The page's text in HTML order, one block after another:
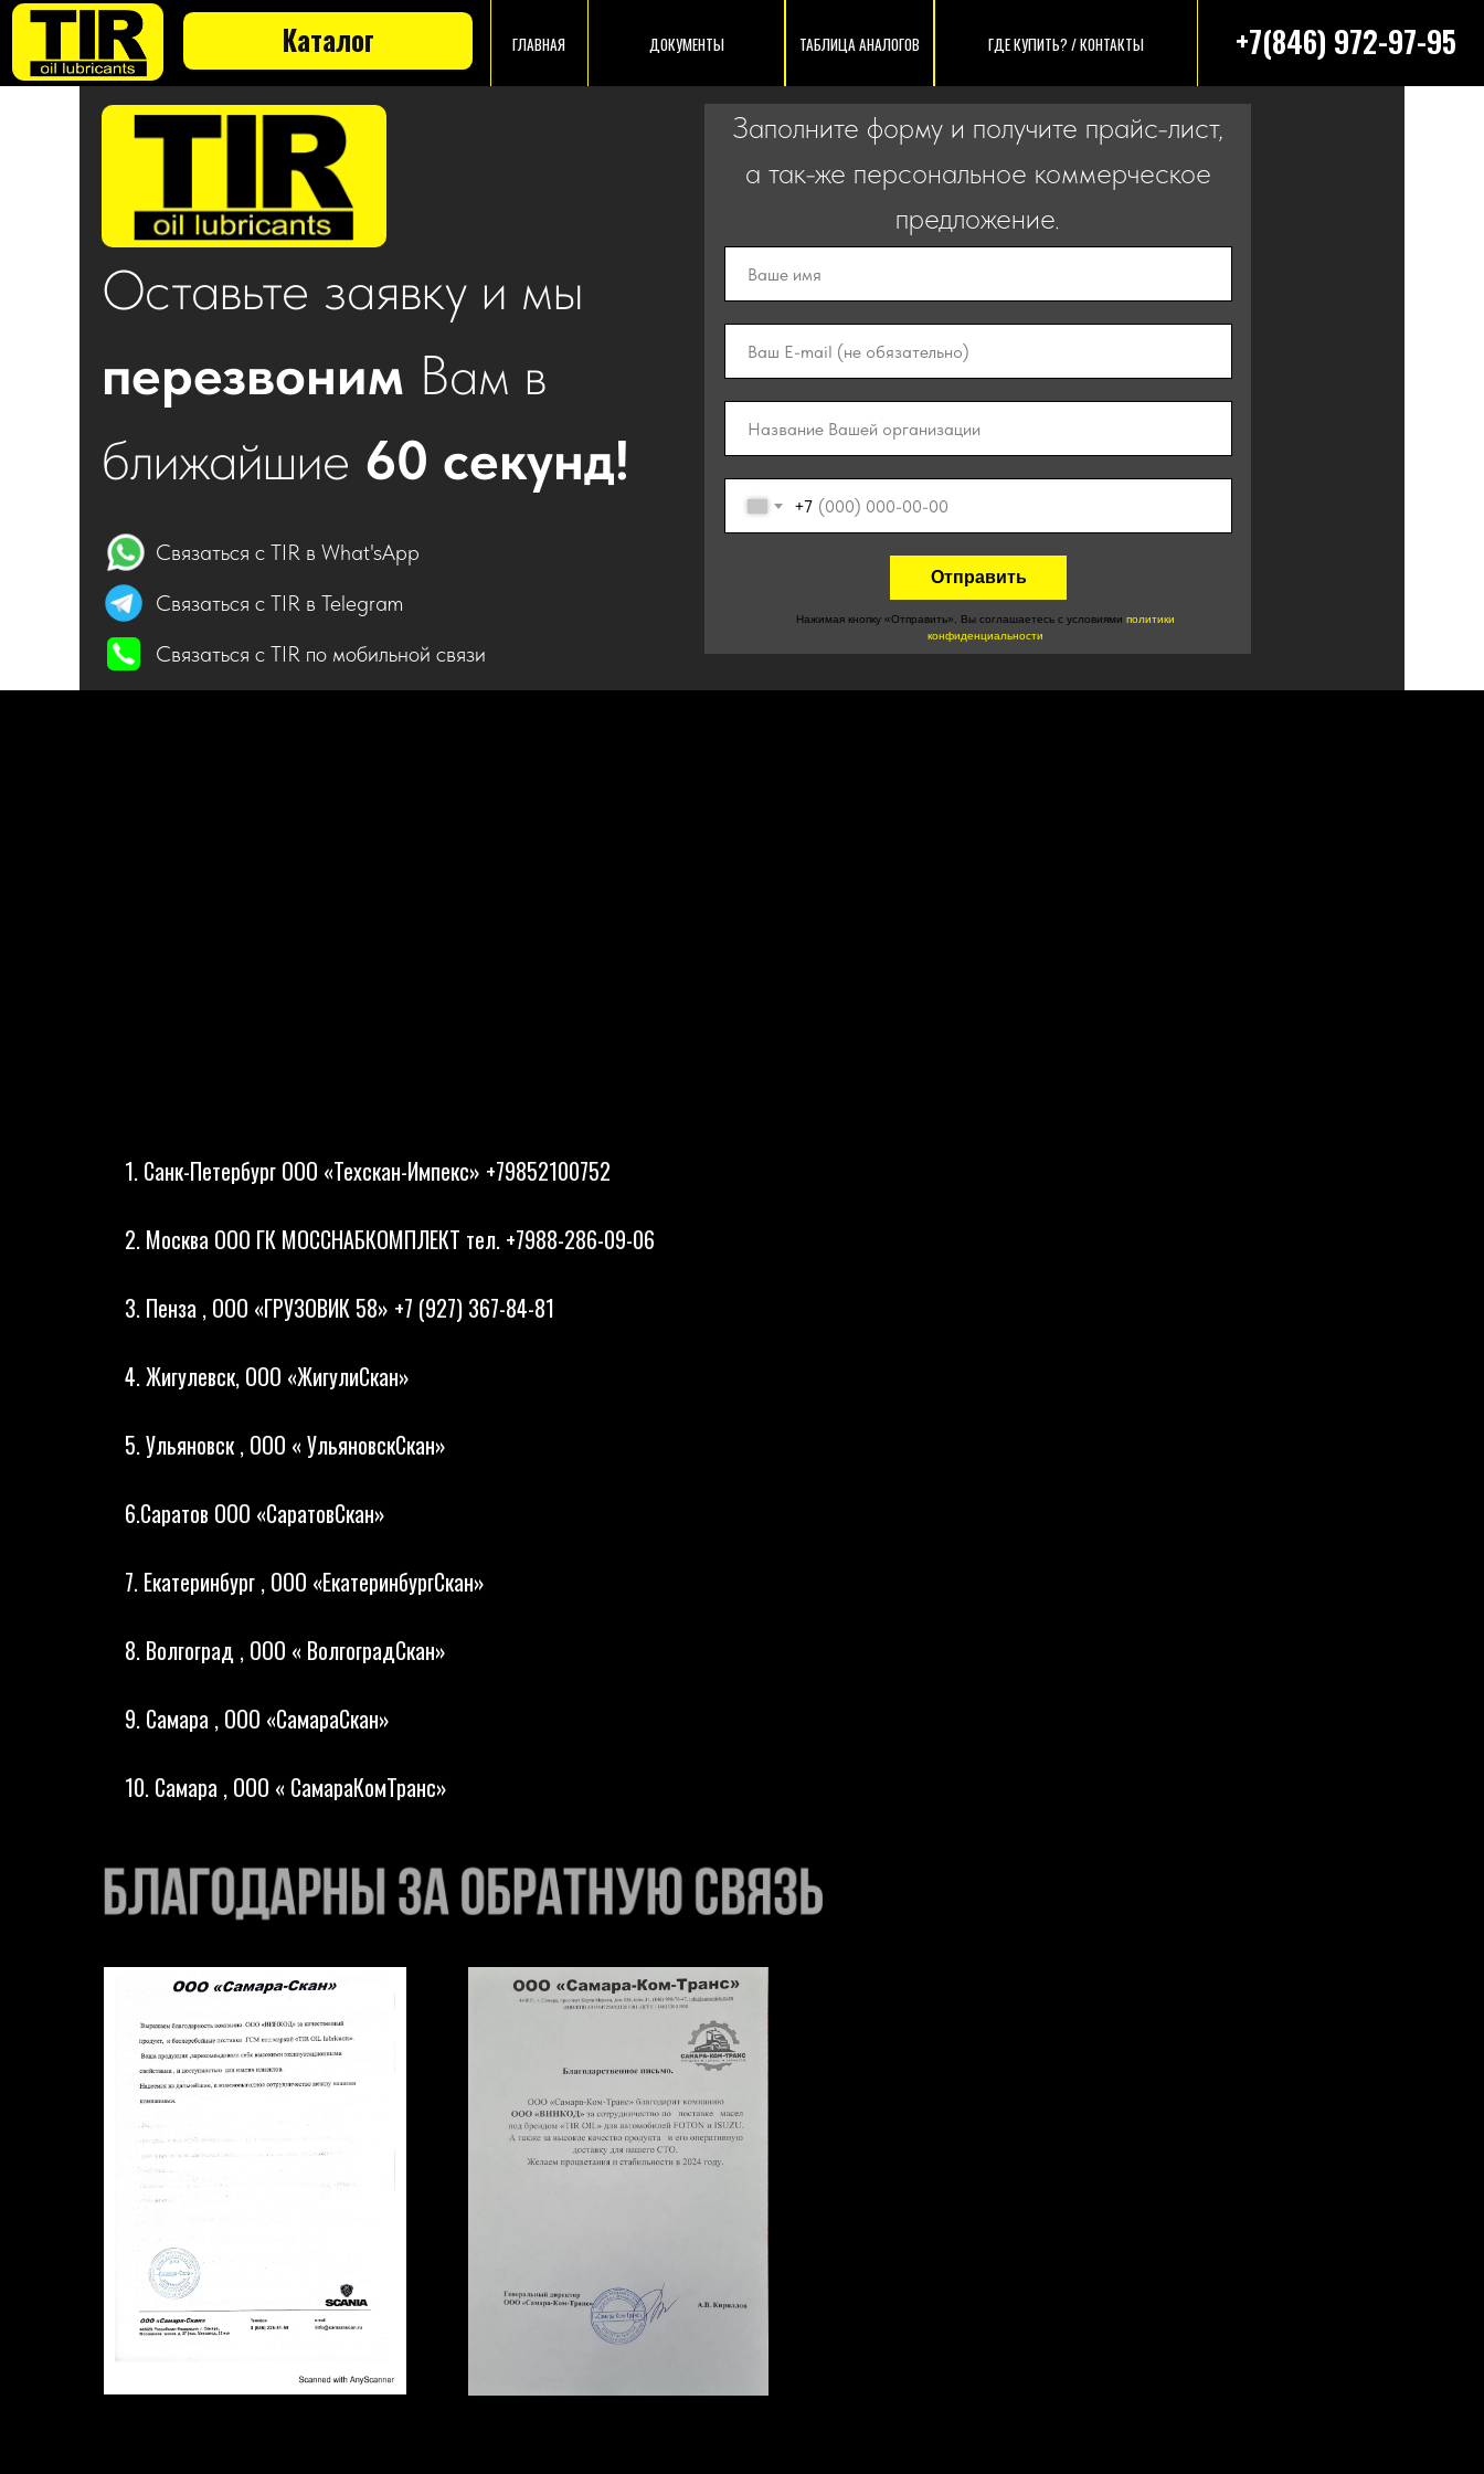
+7(846) 972-97-95
Каталог
Все акции
Сейчас работаем - звоните
ГДЕ КУПИТЬ? / КОНТАКТЫ
ТАБЛИЦА АНАЛОГОВ
+7
Отправить
Связаться с TIR в What'sApp
Связаться с TIR в Telegram
Связаться с TIR по мобильной связи
Оставьте заявку и мы
перезвоним Вам в
ближайшие 60 секунд!
Заполните форму и получите прайс-лист,
а так-же персональное коммерческое
предложение.
Нажимая кнопку «Отправить», Вы соглашаетесь c условиями политики
конфиденциальности
1. Санк-Петербург ООО «Техскан-Импекс» +79852100752
2. Москва ООО ГК МОССНАБКОМПЛЕКТ тел. +7988-286-09-06
3. Пенза , ООО «ГРУЗОВИК 58» +7 (927) 367-84-81
4. Жигулевск, ООО «ЖигулиСкан»
5. Ульяновск , ООО « УльяновскСкан»
6.Саратов ООО «СаратовСкан»
7. Екатеринбург , ООО «ЕкатеринбургСкан»
8. Волгоград , ООО « ВолгоградСкан»
9. Самара , ООО «СамараСкан»
10. Самара , ООО « СамараКомТранс»